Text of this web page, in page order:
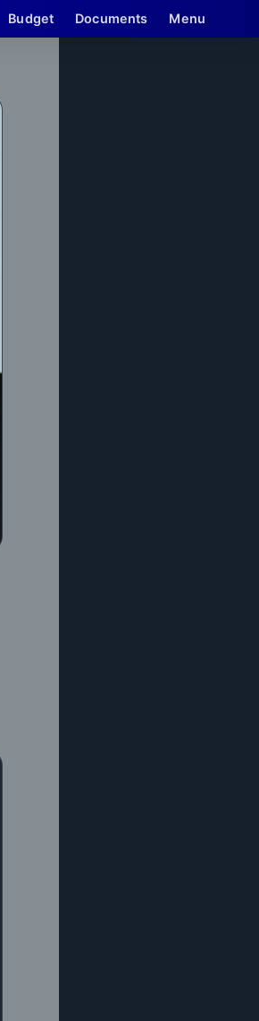
Budget Documents Menu